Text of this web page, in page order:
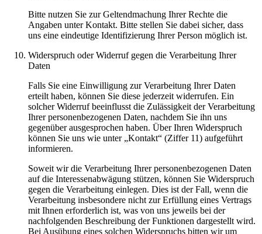
Bitte nutzen Sie zur Geltendmachung Ihrer Rechte die
Angaben unter Kontakt. Bitte stellen Sie dabei sicher, dass
uns eine eindeutige Identifizierung Ihrer Person möglich ist.
Widerspruch oder Widerruf gegen die Verarbeitung Ihrer
Daten
Falls Sie eine Einwilligung zur Verarbeitung Ihrer Daten
erteilt haben, können Sie diese jederzeit widerrufen. Ein
solcher Widerruf beeinflusst die Zulässigkeit der Verarbeitung
Ihrer personenbezogenen Daten, nachdem Sie ihn uns
gegenüber ausgesprochen haben. Über Ihren Widerspruch
können Sie uns wie unter „Kontakt“ (Ziffer 11) aufgeführt
informieren.
Soweit wir die Verarbeitung Ihrer personenbezogenen Daten
auf die Interessenabwägung stützen, können Sie Widerspruch
gegen die Verarbeitung einlegen. Dies ist der Fall, wenn die
Verarbeitung insbesondere nicht zur Erfüllung eines Vertrags
mit Ihnen erforderlich ist, was von uns jeweils bei der
nachfolgenden Beschreibung der Funktionen dargestellt wird.
Bei Ausübung eines solchen Widerspruchs bitten wir um